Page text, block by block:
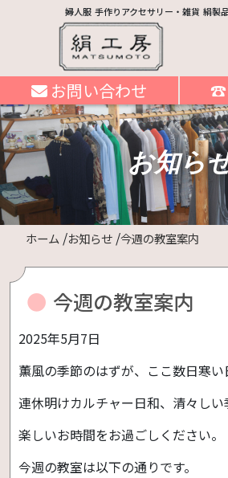
婦人服 手作りアクセサリー・雑貨 絹製
お問い合わせ ☎
お知ら
ホーム お知らせ 今週の教室案内
今週の教室案内
2025年5月7日
薫風の季節のはずが、ここ数日寒い
連休明けカルチャー日和、清々し
楽しいお時間をお過ごしください。
今週の教室は以下の通りです。